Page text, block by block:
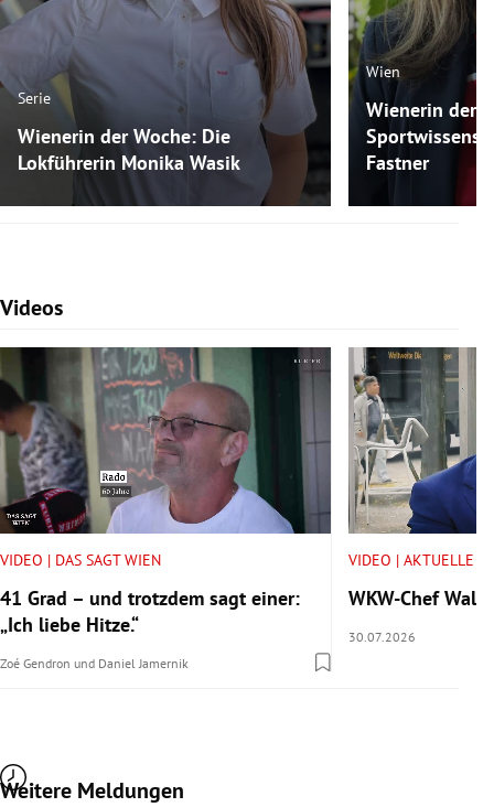
Serie
Wienerin der Woche: Die
Lokführerin Monika Wasik
Wien
Wienerin der
Fastner
Videos
Slide 1 von 7
VIDEO | DAS SAGT WIEN
41 Grad – und trotzdem sagt einer:
„Ich liebe Hitze.“
Zoé Gendron und Daniel Jamernik
VIDEO | AKTUELLE
WKW-Chef
30.07.2026
Weitere Meldungen